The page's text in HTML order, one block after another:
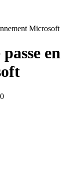
Microsoft
en